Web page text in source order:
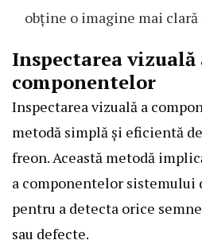
obține o imagine mai
Inspectarea vizuală
componentelor
Inspectarea vizuală a
metodă simplă și eficientă
freon. Această metodă
a componentelor sistemului
pentru a detecta orice
sau defecte.